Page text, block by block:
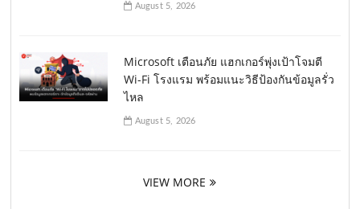
August 5, 2026
Microsoft เตือนภัย แฮกเกอร์พุ่งเป้าโจมตี
Wi-Fi โรงแรม พร้อมแนะวิธีป้องกันข้อมูลรั่ว
ไหล
August 5, 2026
VIEW MORE